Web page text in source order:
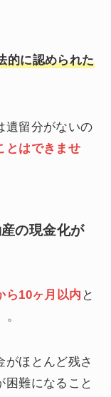
的に認められた
遺留分がないの
とはできませ
の現金化が
ら10ヶ月以内 と
。
がほとんど残さ
困難になること